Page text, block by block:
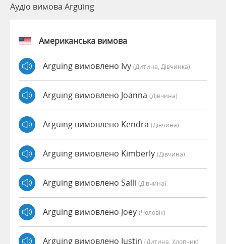
Аудіо вимова Arguing
Американська вимова
Arguing вимовлено Ivy (дитина, Дівчинка)
Arguing вимовлено Joanna (дівчина)
Arguing вимовлено Kendra (дівчина)
Arguing вимовлено Kimberly (дівчина)
Arguing вимовлено Salli (дівчина)
Arguing вимовлено Joey (чоловік)
Arguing вимовлено Justin (дитина, Хлопчик)